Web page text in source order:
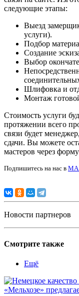
следующие этапы:
Выезд
услуги).
Подбор
Создание
Выбор
Шлифовка и
Монтаж
Стоимость услуги
протяжении всего
связи будет
сдачи. Вы можете
мастеров через
Подпишитесь на нас в
Новости партнеров
Смотрите также
Ещё